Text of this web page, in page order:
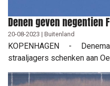
Denen geven negentien
20-08-2023 | Buitenland
KOPENHAGEN -
straaljagers schenken aan